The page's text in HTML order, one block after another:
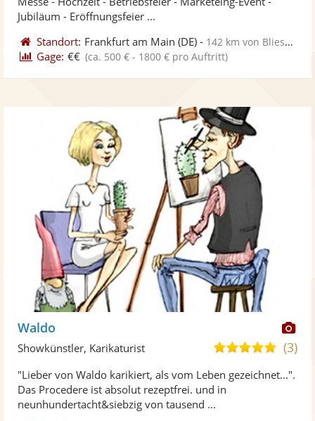
Jubiläum - Eröffnungsfeier ...
Standort: Frankfurt am Main (DE) - 142 km von Blieskastel
Gage: €€ (ca. 500 € - 1800 € pro Auftritt)
Waldo
4,8
5
(3)
Showkünstler, Karikaturist
"Lieber von Waldo karikiert, als vom Leben gezeichnet...".
Das Procedere ist absolut rezeptfrei. und in
neunhundertacht&siebzig von tausend ...